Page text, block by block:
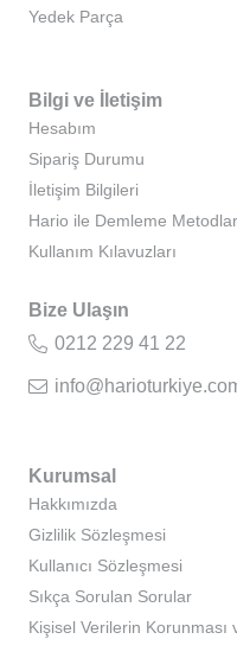
Yedek Parça
Bilgi ve İletişim
Hesabım
Sipariş Durumu
İletişim Bilgileri
Hario ile Demleme
Kullanım Kılavuzları
Bize Ulaşın
0212 229 41 22
Kurumsal
Hakkımızda
Gizlilik Sözleşmesi
Kullanıcı Sözleşmesi
Sıkça Sorulan Sorular
Kişisel Verilerin Korunması